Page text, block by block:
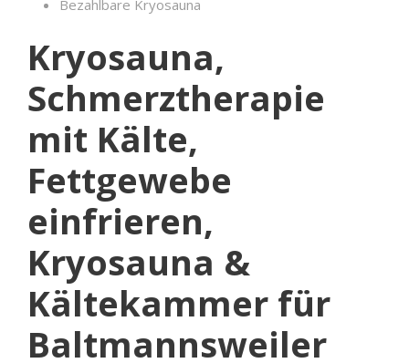
Bezahlbare Kryosauna
Kryosauna,
Schmerztherapie
mit Kälte,
Fettgewebe
einfrieren,
Kryosauna &
Kältekammer für
Baltmannsweiler